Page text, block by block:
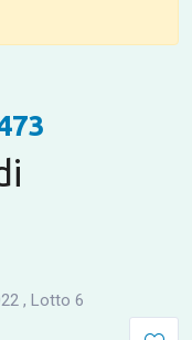
, Lotto 6